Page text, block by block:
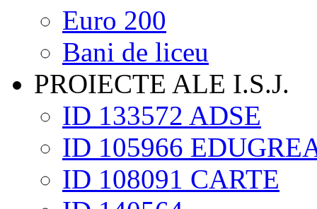
Euro 200
Bani de liceu
PROIECTE ALE I.S.J.
ID 133572 ADSE
ID 105966
ID 108091 CARTE